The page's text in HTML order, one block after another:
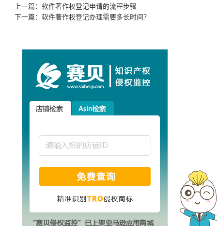
上一篇： 软件著作权登记申请的流程步骤
下一篇： 软件著作权登记办理需要多长时间？